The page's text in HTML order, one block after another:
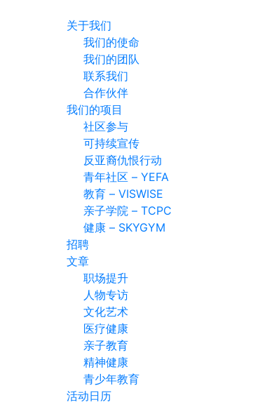
关于我们
我们的使命
我们的团队
联系我们
合作伙伴
我们的项目
社区参与
可持续宣传
反亚裔仇恨行动
青年社区 – YEFA
教育 – VISWISE
亲子学院 – TCPC
健康 – SKYGYM
招聘
文章
职场提升
人物专访
文化艺术
医疗健康
亲子教育
精神健康
青少年教育
活动日历